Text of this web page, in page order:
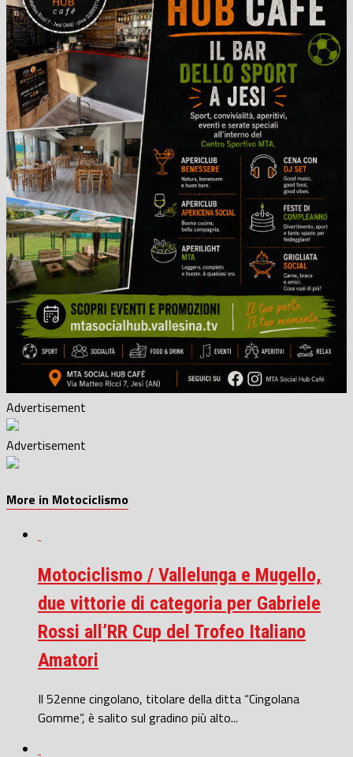
Advertisement
Advertisement
More in Motociclismo
Motociclismo / Vallelunga e Mugello,
due vittorie di categoria per Gabriele
Rossi all’RR Cup del Trofeo Italiano
Amatori
Il 52enne cingolano, titolare della ditta “Cingolana
Gomme”, è salito sul gradino più alto...